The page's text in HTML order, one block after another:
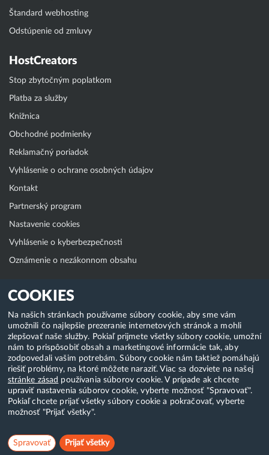
COOKIES
Na našich stránkach používame súbory cookie, aby sme vám
umožnili čo najlepšie prezeranie internetových stránok a mohli
zlepšovať naše služby. Pokiaľ prijmete všetky súbory cookie, umožní
nám to prispôsobiť obsah a marketingové informácie tak, aby
zodpovedali vašim potrebám. Súbory cookie nám taktiež pomáhajú
riešiť problémy, na ktoré môžete naraziť. Viac sa dozviete na našej
stránke zásad používania súborov cookie. V prípade ak chcete
upraviť nastavenia súborov cookie, vyberte možnosť "Spravovať".
Pokiaľ chcete prijať všetky súbory cookie a pokračovať, vyberte
možnosť "Prijať všetky".
Spravovať Prijať všetky
Štandard webhosting
Odstúpenie od zmluvy
HostCreators
Stop zbytočným poplatkom
Platba za služby
Knižnica
Obchodné podmienky
Reklamačný poriadok
Vyhlásenie o ochrane osobných údajov
Kontakt
Partnerský program
Nastavenie cookies
Vyhlásenie o kyberbezpečnosti
Oznámenie o nezákonnom obsahu
Klientská zóna
WebAdmin
WebMail
Zmena hesla (E-mail, FTP, SSH)
Webhosting
Domény
Copyright & 2018-2026 HostCreators. Všetky práva vyhradené